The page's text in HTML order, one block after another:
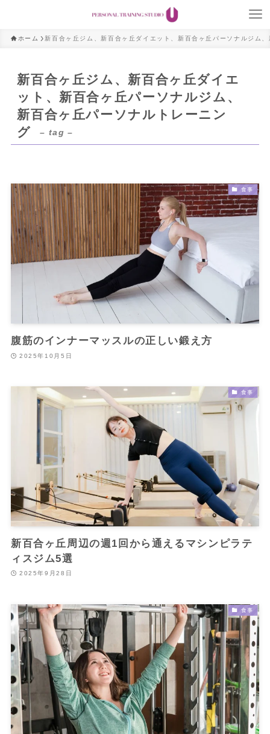
ホーム 新百合ヶ丘ジム、新百合ヶ丘ダイエット、新百合ヶ丘パーソナルジム
新百合ヶ丘ジム、新百合ヶ丘ダイエ
ット、新百合ヶ丘パーソナルジム、
新百合ヶ丘パーソナルトレーニン
グ
– tag –
食事
腹筋のインナーマッスルの正しい鍛え方
2025年10月5日
食事
新百合ヶ丘周辺の週1回から通えるマシンピラテ
ィスジム5選
2025年9月28日
食事